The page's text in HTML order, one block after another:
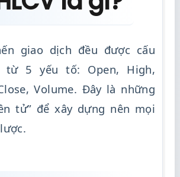
giao dịch đều được cấu
từ 5 yếu tố: Open, High,
Volume. Đây là những
tử” để xây dựng nên mọi